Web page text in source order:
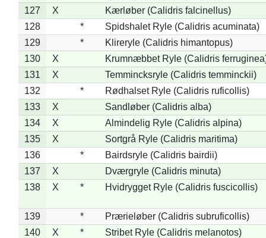
127
X
Kærløber (Calidris falcinellus)
128
*
Spidshalet Ryle (Calidris acuminata)
129
*
Klireryle (Calidris himantopus)
130
X
Krumnæbbet Ryle (Calidris
131
X
Temmincksryle (Calidris temminckii)
132
*
Rødhalset Ryle (Calidris ruficollis)
133
X
Sandløber (Calidris alba)
134
X
Almindelig Ryle (Calidris alpina)
135
X
Sortgrå Ryle (Calidris maritima)
136
*
Bairdsryle (Calidris bairdii)
137
X
Dværgryle (Calidris minuta)
138
X * Hvidrygget Ryle (Calidris fuscicollis)
139 *
Prærieløber (Calidris subruficollis)
140
X *
Stribet Ryle (Calidris melanotos)